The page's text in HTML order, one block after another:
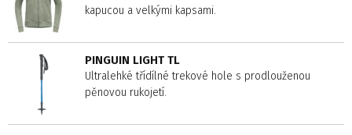
kapucou a velkými kapsami.
PINGUIN LIGHT TL
Ultralehké třídílné trekové hole s prodlouženou
pěnovou rukojetí.